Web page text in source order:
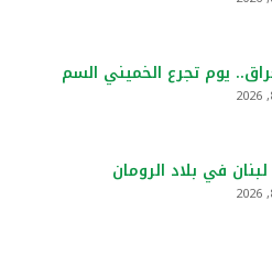
يوم تجرع الخميني السم
في بلاد الرومان